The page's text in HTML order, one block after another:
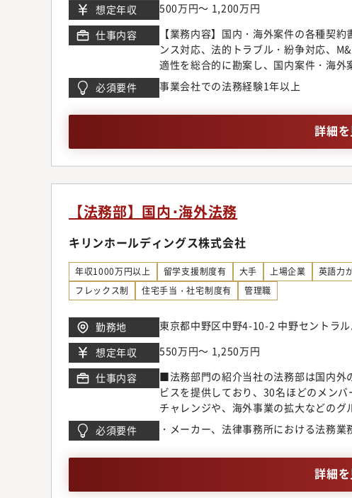
想定年収
500万円～ 1,200万円
仕事内容
【業務内容】国内・海外案件の各種契
ンス対応、法的トラブル・紛争対応、
適性を総合的に勘案し、国内案件・海
定です。兼務も可能ですので、選考内で
ものではありません）【対象案件につい
処理プラント、ガス・石油パイプライ
件に対応しています。1つの会社にいな
あり、強いコネクションを有していま
ジニアリング会社です。業界大手と比較
あり、安定した需要が見込まれる市場の
あります。・全社員の25％強がキャリ
え方を求められることが多く、新卒・中
は原則禁止、有給取得率90％以上推奨
育支援制度について：＜充実した研修、
ライン学習や当社社員が講師となって行
た、目標管理面談や、年一度のキャリア
などを通して挑戦を応援していきます
を入れています。■手当や制度も充実
入社時単身赴任となる場合、自宅が通
まで または入社後5年まで家賃の75%
育休制度など
必須要件 事業会社での法務経験1年以上
詳細
【法務部】国内･海外法務
キリンホールディングス株式会社
年収1000万円以上 留学支援制度有 大手 上場企業 英語力
フレックス制
住宅手当・社宅制度有 管理職
勤務地
東京都中野区中野4-10-2 中野セントラ
想定年収
550万円～ 1,250万円
仕事内容
■法務部門の紹介当社の法務部は国内外
ビスを提供しており、30名ほどのメン
チャレンジや、海外事業の拡大などの
業に貢献する法務」であり続けるため
務内容法務コンサル業務・プロジェク
提供していただきます。・契約書レビ
法関連の相談等）・各事業会社の商標
必須要件 ・メーカー、法律事務所における法務
詳細